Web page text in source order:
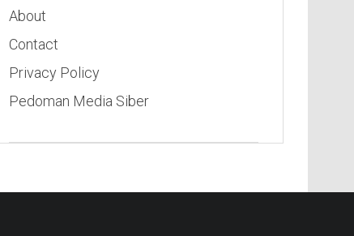
About
Contact
Privacy Policy
Pedoman Media Siber